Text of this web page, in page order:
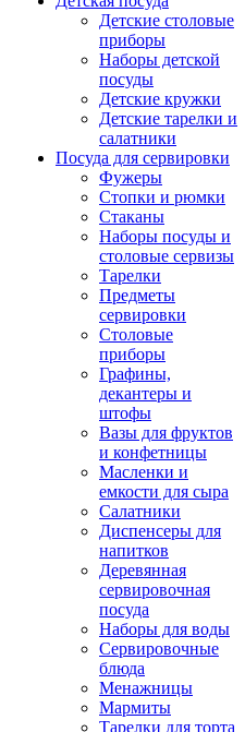
Детские столовые
приборы
Наборы детской
посуды
Детские кружки
Детские тарелки и
салатники
Посуда для сервировки
Фужеры
Стопки и рюмки
Стаканы
Наборы посуды и
столовые сервизы
Тарелки
Предметы
сервировки
Столовые
приборы
Графины,
декантеры и
штофы
Вазы для фруктов
и конфетницы
Масленки и
емкости для сыра
Салатники
Диспенсеры для
напитков
Деревянная
сервировочная
посуда
Наборы для воды
Сервировочные
блюда
Менажницы
Мармиты
Тарелки для торта